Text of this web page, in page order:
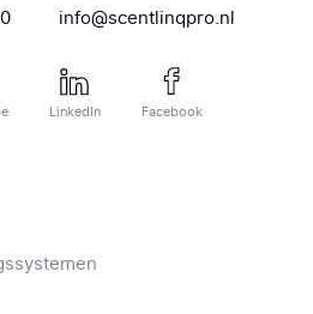
info@scentlinqpro.nl
LinkedIn Facebook